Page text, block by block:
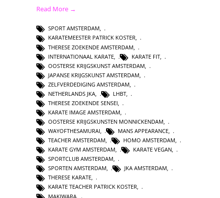
Read More →
SPORT AMSTERDAM,
KARATEMEESTER PATRICK KOSTER,
THERESE ZOEKENDE AMSTERDAM
INTERNATIONAAL KARATE
KARATE FIT
OOSTERSE KRIJGSKUNST AMSTERDAM
JAPANSE KRIJGSKUNST AMSTERDAM
ZELFVERDEDIGING AMSTERDAM
NETHERLANDS JKA
LHBT
THERESE ZOEKENDE SENSEI
KARATE IMAGE AMSTERDAM
OOSTERSE KRIJGSKUNSTEN MONNICKENDAM,
WAYOFTHESAMURAI, MANS APPEARANCE,
TEACHER AMSTERDAM, HOMO AMSTERDAM,
KARATE GYM AMSTERDAM, KARATE VEGAN,
SPORTCLUB AMSTERDAM,
SPORTEN AMSTERDAM, JKA AMSTERDAM,
THERESE KARATE,
KARATE TEACHER PATRICK KOSTER,
MAKIWARA